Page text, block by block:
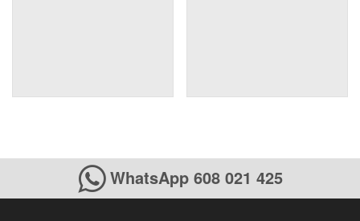
WhatsApp 608 021 425